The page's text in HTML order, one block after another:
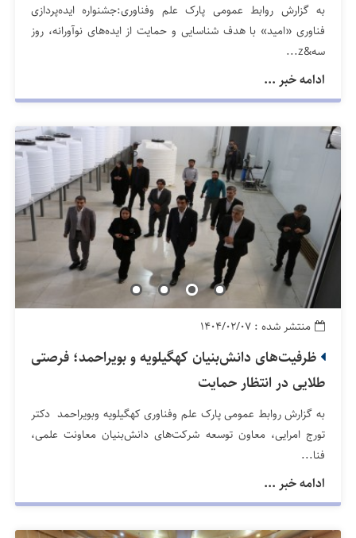
به گزارش روابط عمومی پارک علم وفناوری:جشنواره ایده‌پردازی
فناوری «امید» با هدف شناسایی و حمایت از ایده‌های نوآورانه، روز
سه&z...
ادامه خبر ...
منتشر شده : ۱۴۰۴/۰۲/۰۷
ظرفیت‌های دانش‌بنیان کهگیلویه و بویراحمد؛ فرصتی
طلایی در انتظار حمایت
به گزارش روابط عمومی پارک علم وفناوری کهگیلویه وبویراحمد دکتر
تورج امرایی، معاون توسعه شرکت‌های دانش‌بنیان معاونت علمی،
فنا...
ادامه خبر ...